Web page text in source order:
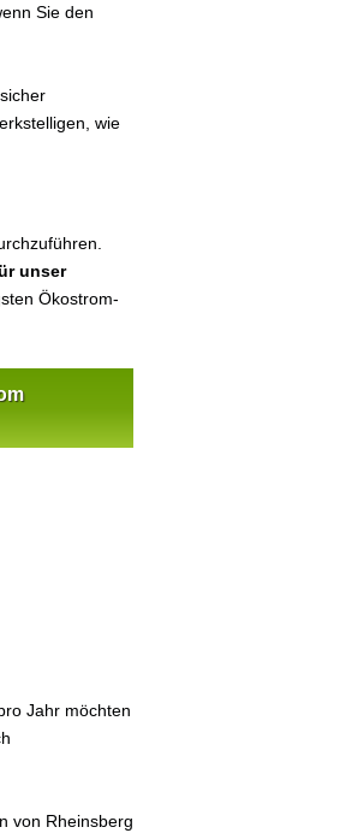
Sie den
wie
unser
Ökostrom-
Jahr möchten